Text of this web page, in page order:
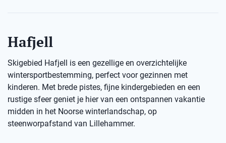
Hafjell
Skigebied Hafjell is een gezellige en overzichtelijke
wintersportbestemming, perfect voor gezinnen met
kinderen. Met brede pistes, fijne kindergebieden en een
rustige sfeer geniet je hier van een ontspannen vakantie
midden in het Noorse winterlandschap, op
steenworpafstand van Lillehammer.